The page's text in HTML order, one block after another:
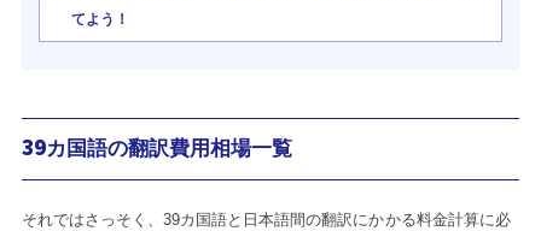
てよう！
39カ国語の翻訳費用相場一覧
それではさっそく、39カ国語と日本語間の翻訳にかかる料金計算に必